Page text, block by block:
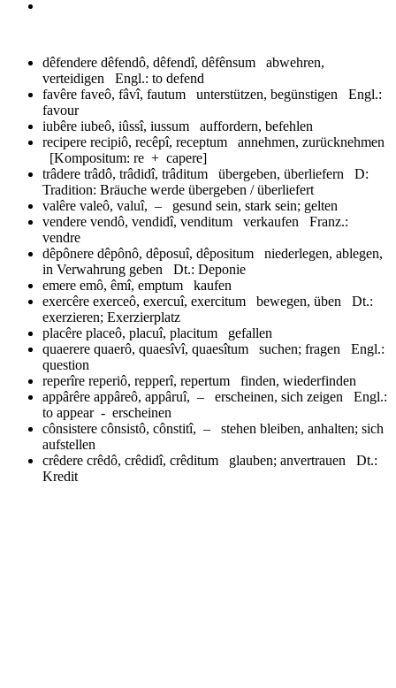
dêfendere dêfendô, dêfendî, dêfênsum abwehren,
verteidigen Engl.: to defend
favêre faveô, fâvî, fautum unterstützen, begünstigen Engl.:
favour
iubêre iubeô, iûssî, iussum auffordern, befehlen
recipere recipiô, recêpî, receptum annehmen, zurücknehmen
[Kompositum: re + capere]
trâdere trâdô, trâdidî, trâditum übergeben, überliefern D:
Tradition: Bräuche werde übergeben / überliefert
valêre valeô, valuî, – gesund sein, stark sein; gelten
vendere vendô, vendidî, venditum verkaufen Franz.:
vendre
dêpônere dêpônô, dêposuî, dêpositum niederlegen, ablegen,
in Verwahrung geben Dt.: Deponie
emere emô, êmî, emptum kaufen
exercêre exerceô, exercuî, exercitum bewegen, üben Dt.:
exerzieren; Exerzierplatz
placêre placeô, placuî, placitum gefallen
quaerere quaerô, quaesîvî, quaesîtum suchen; fragen Engl.:
question
reperîre reperiô, repperî, repertum finden, wiederfinden
appârêre appâreô, appâruî, – erscheinen, sich zeigen Engl.:
to appear - erscheinen
cônsistere cônsistô, cônstitî, – stehen bleiben, anhalten; sich
aufstellen
crêdere crêdô, crêdidî, crêditum glauben; anvertrauen Dt.:
Kredit